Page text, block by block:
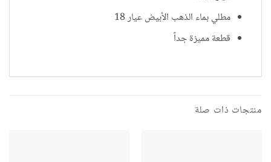
مطلي بماء الذهب الأبيض عيار 18
قطعة مميزة جداً
منتجات ذات صلة